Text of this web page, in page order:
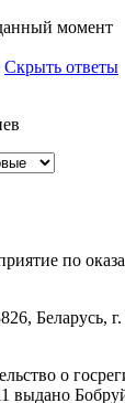
момент
Скрыть ответы
по
Беларусь,
о
выдано